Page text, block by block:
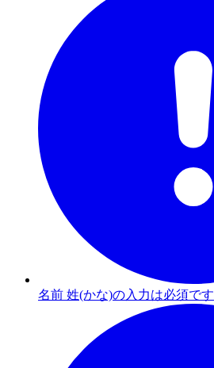
名前 姓(かな)の入力は必須です